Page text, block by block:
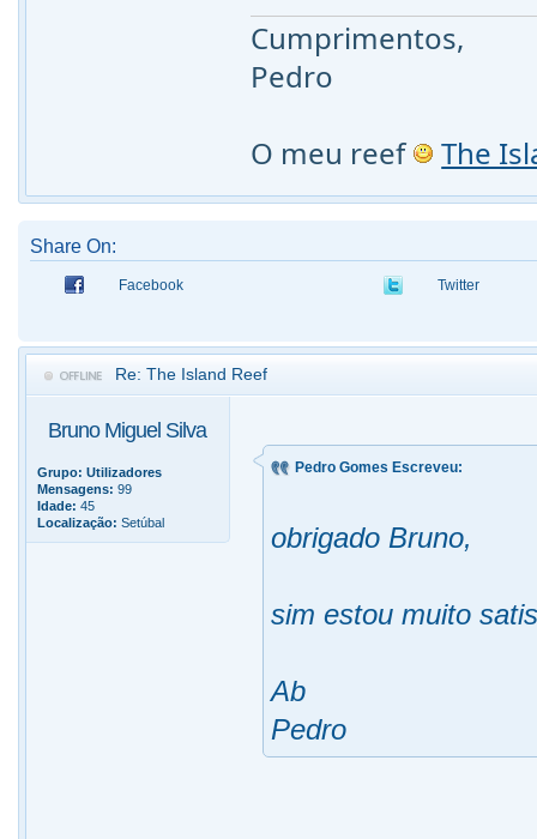
Cumprimentos,
Pedro
O meu reef
The
Share On:
Facebook Twitter
Re: The Island Reef
Bruno Miguel Silva
Grupo: Utilizadores
Mensagens: 99
Idade: 45
Localização: Setúbal
Pedro Gomes Escreveu:
obrigado Bruno,
sim estou muito
Ab
Pedro